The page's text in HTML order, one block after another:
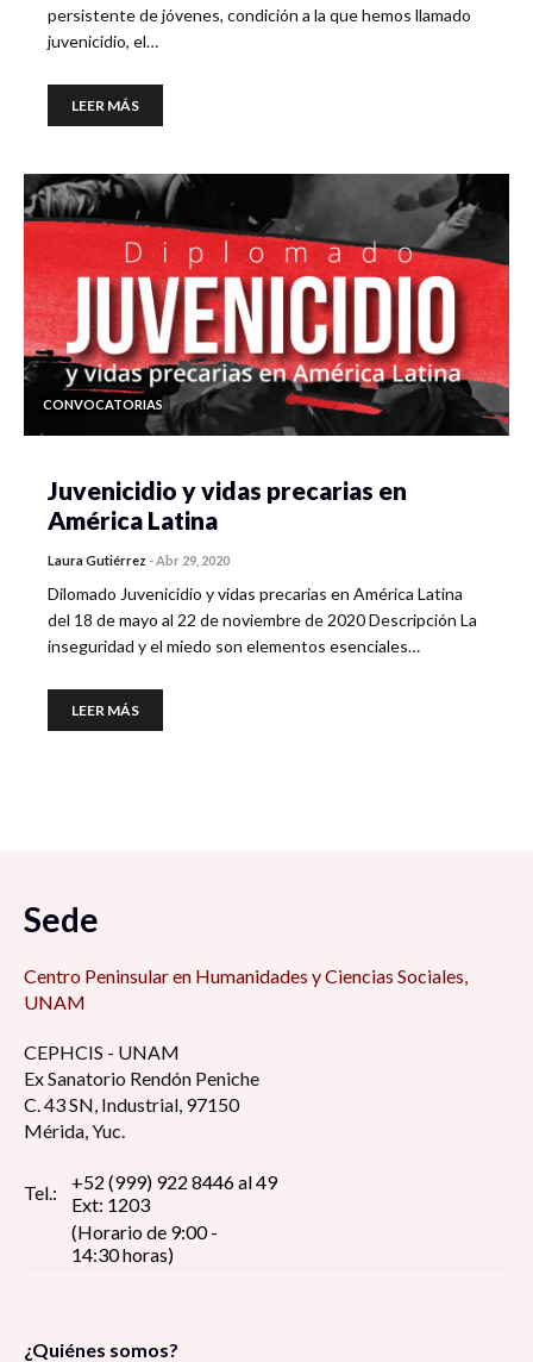
persistente de jóvenes, condición a la que hemos llamado
juvenicidio, el…
LEER MÁS
CONVOCATORIAS
Juvenicidio y vidas precarias en
América Latina
Laura Gutiérrez -Abr 29, 2020
Dilomado Juvenicidio y vidas precarias en América Latina
del 18 de mayo al 22 de noviembre de 2020 Descripción La
inseguridad y el miedo son elementos esenciales…
LEER MÁS
Sede
Centro Peninsular en Humanidades y Ciencias Sociales,
UNAM
CEPHCIS - UNAM
Ex Sanatorio Rendón Peniche
C. 43 SN, Industrial, 97150
Mérida, Yuc.
Tel.:
+52 (999) 922 8446 al 49
Ext: 1203
(Horario de 9:00 -
14:30 horas)
¿Quiénes somos?